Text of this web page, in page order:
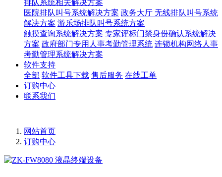
排队系统相关解决方案
医院排队叫号系统解决方案 政务大厅 无线排队叫号系统
解决方案 游乐场排队叫号系统方案
触摸查询系统解决方案 专家评标门禁身份确认系统解决
方案 政府部门专用人事考勤管理系统 连锁机构网络人事
考勤管理系统解决方案
软件支持
全部 软件工具下载 售后服务 在线工单
订购中心
联系我们
网站首页
订购中心